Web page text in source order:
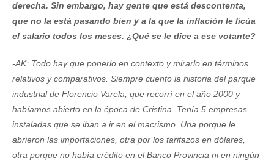
derecha. Sin embargo, hay gente que está descontenta,
que no la está pasando bien y a la que la inflación le licúa
el salario todos los meses. ¿Qué se le dice a ese votante?
-AK: Todo hay que ponerlo en contexto y mirarlo en términos
relativos y comparativos. Siempre cuento la historia del parque
industrial de Florencio Varela, que recorrí en el año 2000 y
habíamos abierto en la época de Cristina. Tenía 5 empresas
instaladas que se iban a ir en el macrismo. Una porque le
abrieron las importaciones, otra por los tarifazos en dólares,
otra porque no había crédito en el Banco Provincia ni en ningún